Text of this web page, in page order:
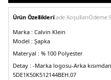
Ürün Özellikleriİade KoşullarıÖdeme
Marka : Calvin Klein
Model : Şapka
Materyal : % 100 Polyester
Detay : -Marka logosu-Arka
5DE1K50K512144BEH.07